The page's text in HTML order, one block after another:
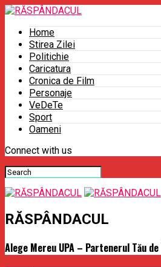
Home
Stirea Zilei
Politichie
Caricatura
Cronica de Film
Personaje
VeDeTe
Sport
Oameni
Connect with us
RĂSPÂNDACUL
Alege Mereu UPA – Partenerul Tău